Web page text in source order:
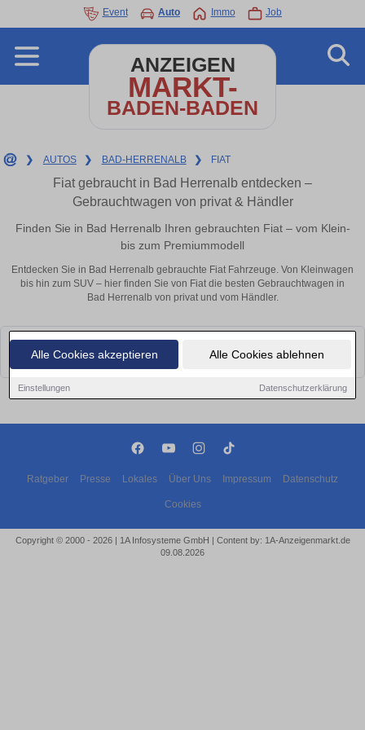
Alle Cookies akzeptieren Alle Cookies ablehnen
Einstellungen Datenschutzerklärung
Event Auto Immo Job
ANZEIGEN
MARKT-
BADEN-BADEN
❯ AUTOS ❯ BAD-HERRENALB ❯ FIAT
Fiat gebraucht in Bad Herrenalb entdecken –
Gebrauchtwagen von privat & Händler
Finden Sie in Bad Herrenalb Ihren gebrauchten Fiat – vom Klein-
bis zum Premiummodell
Entdecken Sie in Bad Herrenalb gebrauchte Fiat Fahrzeuge. Von Kleinwagen
bis hin zum SUV – hier finden Sie von Fiat die besten Gebrauchtwagen in
Bad Herrenalb von privat und vom Händler.
Leider konnten wir derzeit keine passenden Autos finden. Schauen Sie
bald wieder vorbei!
Ratgeber Presse Lokales Über Uns Impressum Datenschutz
Cookies
Copyright © 2000 - 2026 | 1A Infosysteme GmbH | Content by: 1A-Anzeigenmarkt.de
09.08.2026